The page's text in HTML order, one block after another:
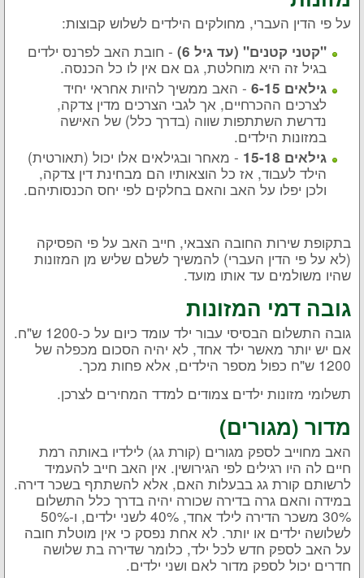
על פי הדין העברי, מחולקים הילדים לשלוש קבוצות:
"קטני קטנים" (עד גיל 6)
- חובת האב לפרנס ילדים
בגיל זה היא מוחלטת, גם אם אין לו כל הכנסה.
גילאים 6-15
- האב ממשיך להיות אחראי יחיד
לצרכים ההכרחיים, אך לגבי הצרכים מדין צדקה,
נדרשת השתתפות שווה (בדרך כלל) של האישה
במזונות הילדים.
גילאים 15-18
- מאחר ובגילאים אלו יכול (תאורטית)
הילד לעבוד, אז כל הוצאותיו הם מבחינת דין צדקה,
ולכן יפלו על האב והאם בחלקים לפי יחס הכנסותיהם.
בתקופת שירות החובה הצבאי, חייב האב על פי הפסיקה
(לא על פי הדין העברי) להמשיך לשלם שליש מן המזונות
שהיו משולמים עד אותו מועד.
גובה דמי המזונות
גובה התשלום הבסיסי עבור ילד עומד כיום על כ-1200 ש"ח.
אם יש יותר מאשר ילד אחד, לא יהיה הסכום מכפלה של
1200 ש"ח כפול מספר הילדים, אלא פחות מכך.
תשלומי מזונות ילדים צמודים למדד המחירים לצרכן.
מדור (מגורים)
האב מחוייב לספק מגורים (קורת גג) לילדיו באותה רמת
חיים לה היו רגילים לפי הגירושין. אין האב חייב להעמיד
לרשותם קורת גג בבעלות האם, אלא להשתתף בשכר דירה.
במידה והאם גרה בדירה שכורה יהיה בדרך כלל התשלום
30% משכר הדירה לילד אחד, 40% לשני ילדים, ו-50%
לשלושה ילדים או יותר. לא אחת נפסק כי אין מוטלת חובה
על האב לספק חדש לכל ילד, כלומר שדירה בת שלושה
חדרים יכול לספק מדור לאם ושני ילדים.